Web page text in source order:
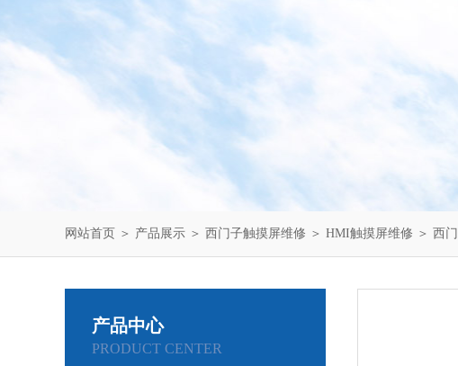
网站首页 ＞ 产品展示 ＞ 西门子触摸屏维修 ＞ HMI触摸屏维修 ＞ 西
产品中心
PRODUCT CENTER